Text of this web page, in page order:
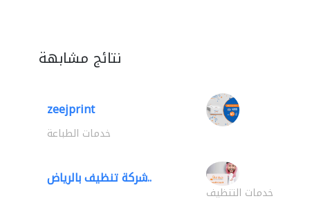
نتائج مشابهة
zeejprint
خدمات الطباعة
شركة تنظيف بالرياض..
خدمات التنظيف